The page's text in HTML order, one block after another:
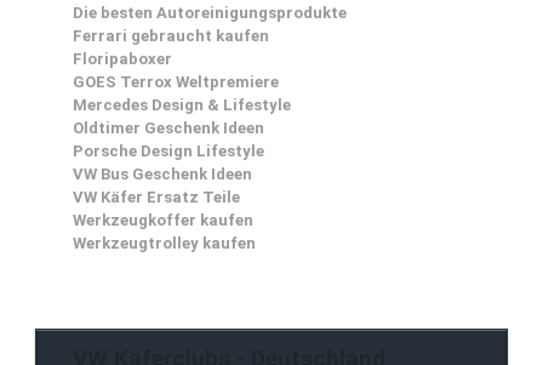
Die besten Autoreinigungsprodukte
Ferrari gebraucht kaufen
Floripaboxer
GOES Terrox Weltpremiere
Mercedes Design & Lifestyle
Oldtimer Geschenk Ideen
Porsche Design Lifestyle
VW Bus Geschenk Ideen
VW Käfer Ersatz Teile
Werkzeugkoffer kaufen
Werkzeugtrolley kaufen